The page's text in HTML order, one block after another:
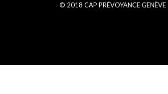
© 2018 CAP PRÉVOYANCE